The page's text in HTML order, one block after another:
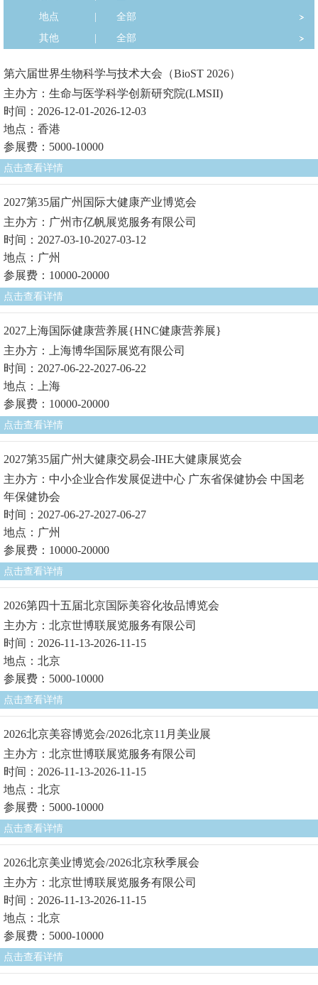
地点
全部
其他
全部
第六届世界生物科学与技术大会（BioST 2026）
主办方：生命与医学科学创新研究院(LMSII)
时间：2026-12-01-2026-12-03
地点：香港
参展费：5000-10000
点击查看详情
2027第35届广州国际大健康产业博览会
主办方：广州市亿帆展览服务有限公司
时间：2027-03-10-2027-03-12
地点：广州
参展费：10000-20000
点击查看详情
2027上海国际健康营养展{HNC健康营养展}
主办方：上海博华国际展览有限公司
时间：2027-06-22-2027-06-22
地点：上海
参展费：10000-20000
点击查看详情
2027第35届广州大健康交易会-IHE大健康展览会
主办方：中小企业合作发展促进中心 广东省保健协会 中国老
年保健协会
时间：2027-06-27-2027-06-27
地点：广州
参展费：10000-20000
点击查看详情
2026第四十五届北京国际美容化妆品博览会
主办方：北京世博联展览服务有限公司
时间：2026-11-13-2026-11-15
地点：北京
参展费：5000-10000
点击查看详情
2026北京美容博览会/2026北京11月美业展
主办方：北京世博联展览服务有限公司
时间：2026-11-13-2026-11-15
地点：北京
参展费：5000-10000
点击查看详情
2026北京美业博览会/2026北京秋季展会
主办方：北京世博联展览服务有限公司
时间：2026-11-13-2026-11-15
地点：北京
参展费：5000-10000
点击查看详情